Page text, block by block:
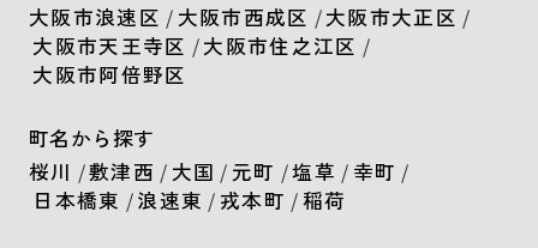
大阪市浪速区 / 大阪市西成区 /大阪市大正区 /
大阪市天王寺区 /大阪市住之江区 /
大阪市阿倍野区
町名から探す
桜川 /敷津西 / 大国 / 元町 /塩草 / 幸町 /
日本橋東 /浪速東 / 戎本町 /稲荷